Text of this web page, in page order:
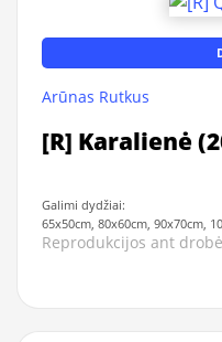
Arūnas Rutkus
[R] Karalienė
Galimi dydžiai:
65x50cm, 80x60cm, 90x70cm,
Reprodukcijos ant